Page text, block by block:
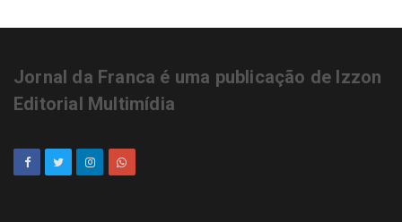
Jornal da Franca é uma publicação de Izzon
Editorial Multimídia